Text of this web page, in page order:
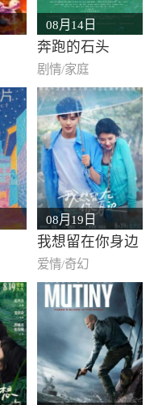
08月14日
奔跑的石头
剧情/家庭
08月19日
我想留在你身边
爱情/奇幻